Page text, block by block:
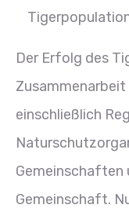
Der Erfolg des
einschließlich
Gemeinschaften
Gemeinschaft.